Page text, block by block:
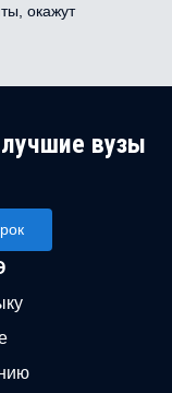
окажут
вузы